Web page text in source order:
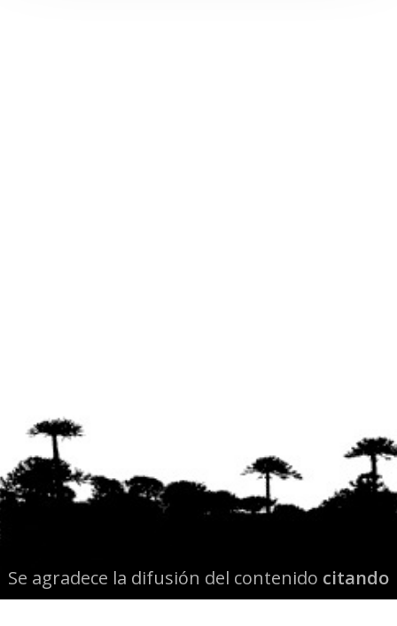
Se agradece la difusión del contenido citando
la fuente www.mapuexpress.org